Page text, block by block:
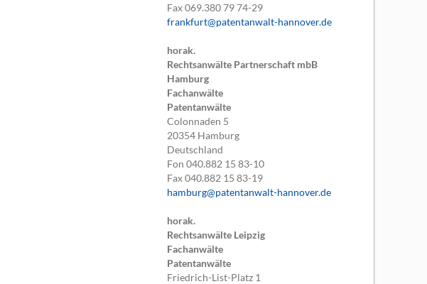
Fax069.380 79 74-29
frankfurt@patentanwalt-hannover.de
horak.
Rechtsanwälte Partnerschaft mbB
Hamburg
Fachanwälte
Patentanwälte
Colonnaden 5
20354 Hamburg
Deutschland
Fon040.882 15 83-10
Fax040.882 15 83-19
hamburg@patentanwalt-hannover.de
horak.
Rechtsanwälte Leipzig
Fachanwälte
Patentanwälte
Friedrich-List-Platz 1